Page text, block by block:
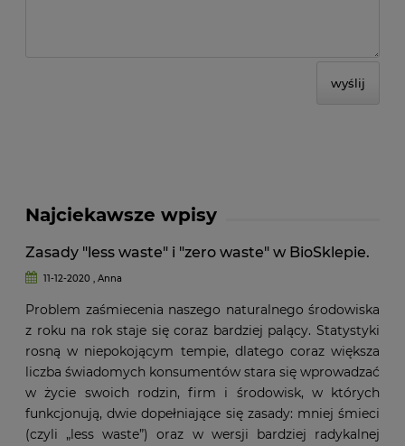
wyślij
Najciekawsze wpisy
Zasady "less waste" i "zero waste" w BioSklepie.
11-12-2020 , Anna
Problem zaśmiecenia naszego naturalnego środowiska
z roku na rok staje się coraz bardziej palący. Statystyki
rosną w niepokojącym tempie, dlatego coraz większa
liczba świadomych konsumentów stara się wprowadzać
w życie swoich rodzin, firm i środowisk, w których
funkcjonują, dwie dopełniające się zasady: mniej śmieci
(czyli „less waste”) oraz w wersji bardziej radykalnej